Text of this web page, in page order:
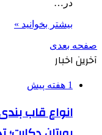
در…
بیشتر بخوانید »
صفحه بعدی
آخرین اخبار
1 هفته پیش
انواع قاب